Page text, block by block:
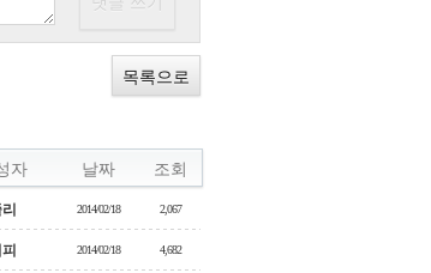
목록으로
자 날짜 조회
2014/02/18 2,067
2014/02/18 4,682